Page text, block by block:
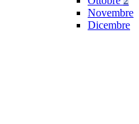
Novembre
Dicembre